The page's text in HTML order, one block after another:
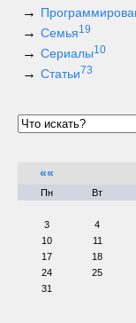
Семья19
Сериалы10
Статьи 73
««
Пн Вт
3
4
10
11
17
18
24
25
31